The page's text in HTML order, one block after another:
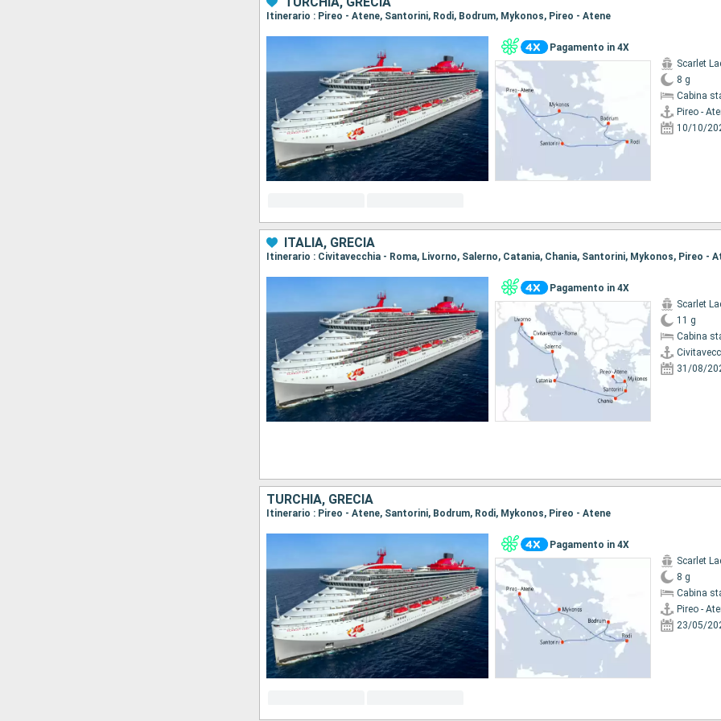
Itinerario : Pireo - Atene, Santorini, Rodi, Bodrum, Mykonos, Pireo - Atene
Pagamento in 4X
Scarlet
8 g
Cabina
Pireo -
10/10/
ITALIA, GRECIA
Itinerario : Civitavecchia - Roma, Livorno, Salerno, Catania, Chania, Santorini, Mykonos, Pireo -
Pagamento in 4X
Scarlet
11 g
Cabina
31/08/
TURCHIA, GRECIA
Itinerario : Pireo - Atene, Santorini, Bodrum, Rodi, Mykonos, Pireo - Atene
Pagamento in 4X
Scarlet
8 g
Cabina
Pireo -
23/05/